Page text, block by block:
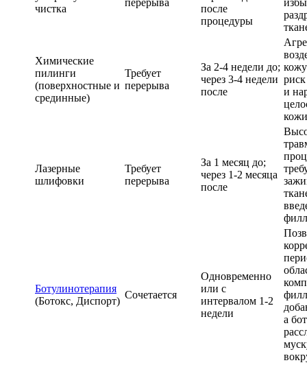
чистка
перерыва
после
процедуры
Химические
пилинги
(поверхностные и
срединные)
Требует
перерыва
За 2-4 недели до;
через 3-4 недели
после
и
кожи
Лазерные
шлифовки
Требует
перерыва
За 1 месяц до;
через 1-2 месяца
после
Ботулинотерапия
(Ботокс, Диспорт)
Сочетается
Одновременно
или с
интервалом 1-2
недели
а